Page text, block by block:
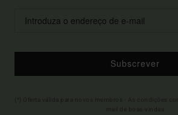
Subscrever